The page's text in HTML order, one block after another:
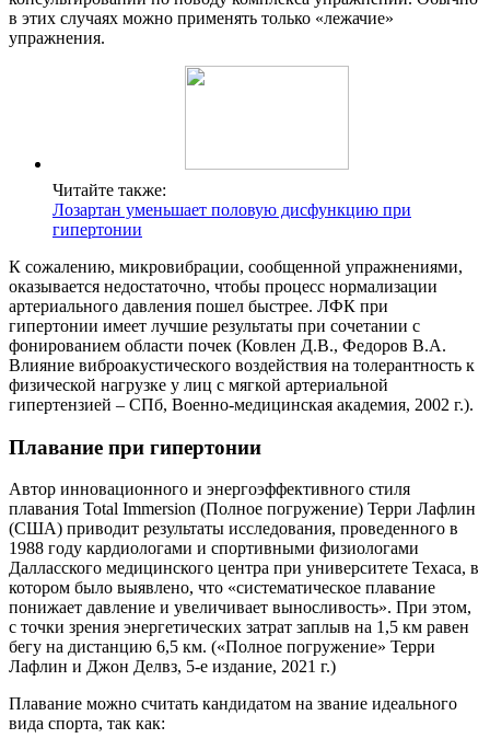
в этих случаях можно применять только «лежачие»
упражнения.
Читайте также:
Лозартан уменьшает половую дисфункцию при
гипертонии
К сожалению, микровибрации, сообщенной упражнениями,
оказывается недостаточно, чтобы процесс нормализации
артериального давления пошел быстрее. ЛФК при
гипертонии имеет лучшие результаты при сочетании с
фонированием области почек (Ковлен Д.В., Федоров В.А.
Влияние виброакустического воздействия на толерантность к
физической нагрузке у лиц с мягкой артериальной
гипертензией – СПб, Военно-медицинская академия, 2002 г.).
Плавание при гипертонии
Автор инновационного и энергоэффективного стиля
плавания Total Immersion (Полное погружение) Терри Лафлин
(США) приводит результаты исследования, проведенного в
1988 году кардиологами и спортивными физиологами
Далласского медицинского центра при университете Техаса, в
котором было выявлено, что «систематическое плавание
понижает давление и увеличивает выносливость». При этом,
с точки зрения энергетических затрат заплыв на 1,5 км равен
бегу на дистанцию 6,5 км. («Полное погружение» Терри
Лафлин и Джон Делвз, 5-е издание, 2021 г.)
Плавание можно считать кандидатом на звание идеального
вида спорта, так как: